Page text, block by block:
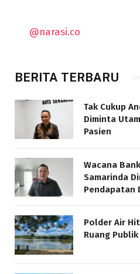
@narasi.co
BERITA TERBARU
Tak Cukup
Diminta
Pasien
Wacana
Samarinda
Pendapatan
Polder Air
Ruang